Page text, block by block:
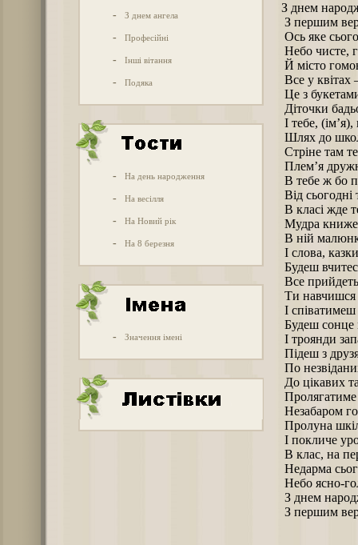
- З днем ангела
- Професійні
- Інші вітання
- Подяка
- На день народження
- На весілля
- На Новий рік
- На 8 березня
- Значення імені
З днем
З першим
Ось яке
Небо чисте,
Й місто
Все у квітах
Це з
Діточки
І тебе, (ім’я),
Шлях до
Стріне там
Плем’я
В тебе ж бо
Від
В класі жде
Мудра
В ній
І слова,
Будеш
Все
Ти навчишся
І співатимеш
Будеш
І троянди
Підеш з
По
До цікавих
Незабаром
Пролуна
І покличе
В клас, на
Недарма
Небо ясно-
З днем
З першим